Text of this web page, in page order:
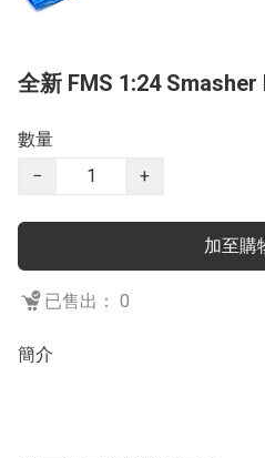
全新 FMS 1:24
數量
−
+
加至購
已售出： 0
簡介